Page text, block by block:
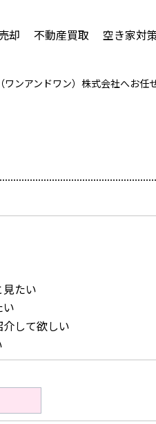
却 不動産買取 空き家対
ンアンドワン）株式会社へお任
たい
して欲しい